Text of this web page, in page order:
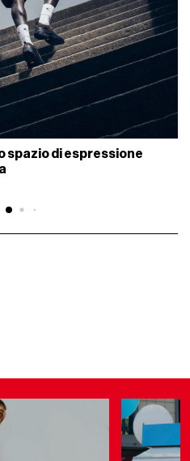
spazio di espressione